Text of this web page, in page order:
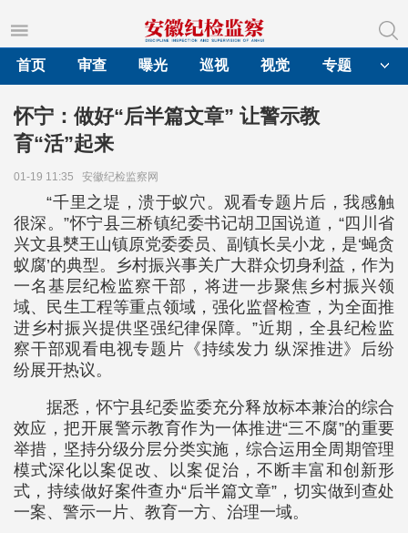
首页
审查 曝光 巡视 视觉 专题
怀宁：做好“后半篇文章” 让警示教
育“活”起来
01-19 11:35 安徽纪检监察网
“千里之堤，溃于蚁穴。观看专题片后，我感触
很深。”怀宁县三桥镇纪委书记胡卫国说道，“四川省
兴文县僰王山镇原党委委员、副镇长吴小龙，是‘蝇贪
蚁腐’的典型。乡村振兴事关广大群众切身利益，作为
一名基层纪检监察干部，将进一步聚焦乡村振兴领
域、民生工程等重点领域，强化监督检查，为全面推
进乡村振兴提供坚强纪律保障。”近期，全县纪检监
察干部观看电视专题片《持续发力 纵深推进》后纷
纷展开热议。
据悉，怀宁县纪委监委充分释放标本兼治的综合
效应，把开展警示教育作为一体推进“三不腐”的重要
举措，坚持分级分层分类实施，综合运用全周期管理
模式深化以案促改、以案促治，不断丰富和创新形
式，持续做好案件查办“后半篇文章”，切实做到查处
一案、警示一片、教育一方、治理一域。